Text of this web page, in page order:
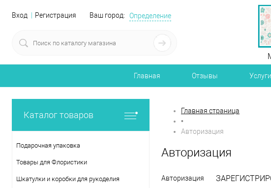
Вход Регистрация Ваш город: Определение
Главная Отзывы Услуги
Каталог товаров
Подарочная упаковка
Товары для Флористики
Шкатулки и коробки для рукоделия
Главная страница
•
Авторизация
Авторизация
Авторизация